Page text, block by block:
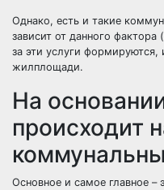
Однако, есть и такие
зависит от данного
за эти услуги формируются,
жилплощади.
На
происходит
Основное и самое главное –